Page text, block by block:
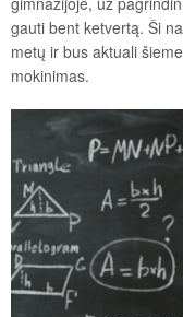
gauti bent ketvertą. Ši
metų ir bus aktuali
mokinimas.